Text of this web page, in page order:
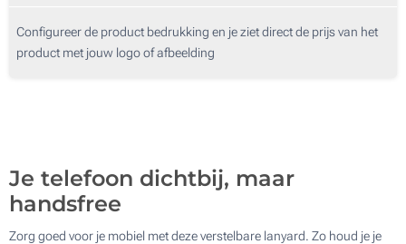
250
Configureer de product bedrukking en je ziet direct de prijs van het
product met jouw logo of afbeelding
Je telefoon dichtbij, maar
handsfree
Zorg goed voor je mobiel met deze verstelbare lanyard. Zo houd je je